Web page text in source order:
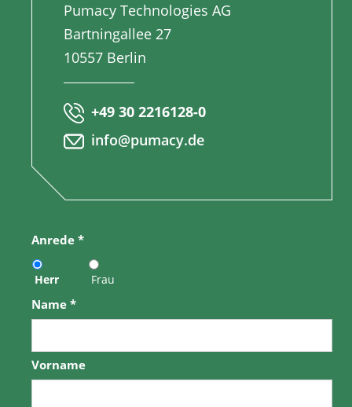
Pumacy Technologies AG
Bartningallee 27
10557 Berlin
+49 30 2216128-0
info@pumacy.de
Anrede *
Herr Frau
Name *
Vorname